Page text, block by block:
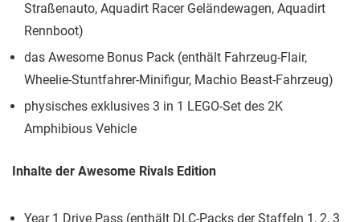
Straßenauto, Aquadirt Racer Geländewagen, Aquadirt
Rennboot)
das Awesome Bonus Pack (enthält Fahrzeug-Flair,
Wheelie-Stuntfahrer-Minifigur, Machio Beast-Fahrzeug)
physisches exklusives 3 in 1 LEGO-Set des 2K
Amphibious Vehicle
Inhalte der Awesome Rivals Edition
Year 1 Drive Pass (enthält DLC-Packs der Staffeln 1, 2, 3